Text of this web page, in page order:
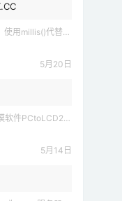
millis()代替delay()
5月20日
LCD1602
5月14日